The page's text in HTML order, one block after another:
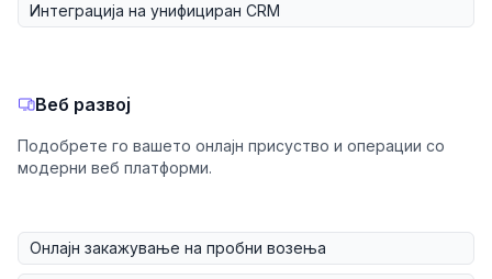
Интеграција на унифициран CRM
Веб развој
Подобрете го вашето онлајн присуство и операции со
модерни веб платформи.
Онлајн закажување на пробни возења